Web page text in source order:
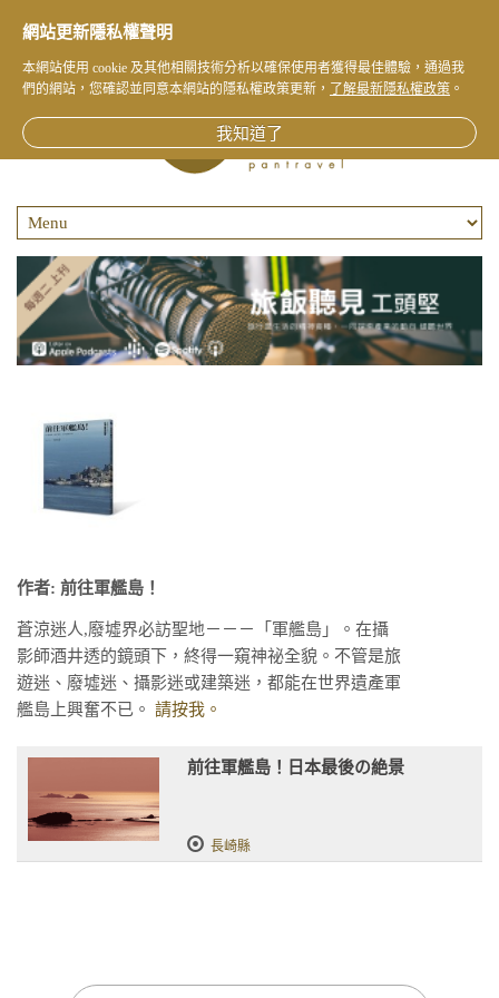
作者: 前往軍艦島！
蒼涼迷人,廢墟界必訪聖地－－－「軍艦島」。在攝
影師酒井透的鏡頭下，終得一窺神祕全貌。不管是旅
遊迷、廢墟迷、攝影迷或建築迷，都能在世界遺產軍
艦島上興奮不已。 請按我。
前往軍艦島！日本最後の絶景
長崎縣
網站更新隱私權聲明
本網站使用 cookie 及其他相關技術分析以確保使用者獲得最佳體驗，通過我
們的網站，您確認並同意本網站的隱私權政策更新，
了解最新隱私權政策 。
我知道了